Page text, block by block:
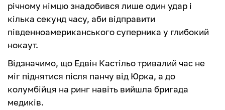
річному німцю знадобився лише один удар і
кілька секунд часу, аби відправити
південноамериканського суперника у глибокий
нокаут.
Відзначимо, що Едвін Кастільо тривалий час не
міг піднятися після панчу від Юрка, а до
колумбійця на ринг навіть вийшла бригада
медиків.